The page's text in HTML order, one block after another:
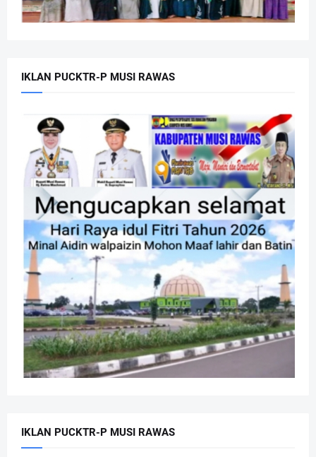
IKLAN PUCKTR-P MUSI RAWAS
IKLAN PUCKTR-P MUSI RAWAS